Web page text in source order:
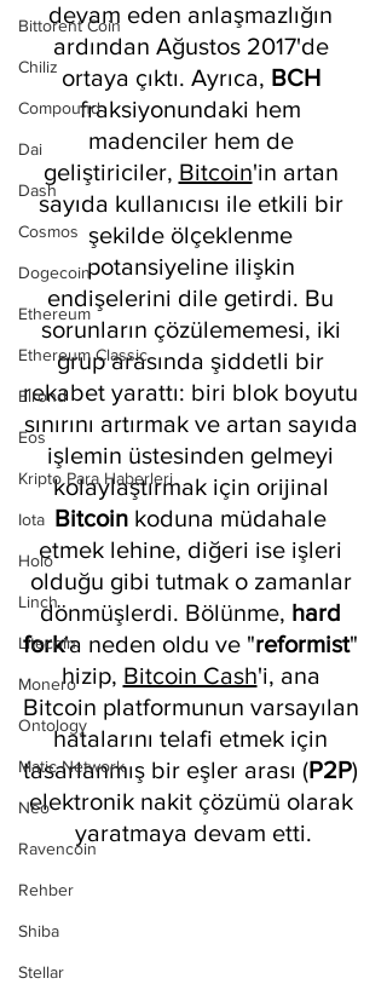
Bittorent Coin
Chiliz
Compound
Dai
Dash
Cosmos
Dogecoin
Ethereum
Ethereum Classic
Elrond
Eos
Kripto Para Haberleri
Iota
Holo
Linch
Litecoin
Monero
Ontology
Matic Network
Neo
Ravencoin
Rehber
Shiba
Stellar
devam eden anlaşmazlığın
ardından Ağustos 2017'de
ortaya çıktı. Ayrıca, BCH
fraksiyonundaki hem
madenciler hem de
geliştiriciler, Bitcoin'in artan
sayıda kullanıcısı ile etkili bir
şekilde ölçeklenme
potansiyeline ilişkin
endişelerini dile getirdi. Bu
sorunların çözülememesi, iki
grup arasında şiddetli bir
rekabet yarattı: biri blok boyutu
sınırını artırmak ve artan sayıda
işlemin üstesinden gelmeyi
kolaylaştırmak için orijinal
Bitcoin koduna müdahale
etmek lehine, diğeri ise işleri
olduğu gibi tutmak o zamanlar
dönmüşlerdi. Bölünme, hard
fork'a neden oldu ve "reformist"
hizip, Bitcoin Cash'i, ana
Bitcoin platformunun varsayılan
hatalarını telafi etmek için
tasarlanmış bir eşler arası (P2P)
elektronik nakit çözümü olarak
yaratmaya devam etti.